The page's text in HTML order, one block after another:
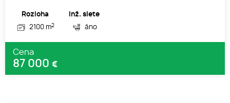
Rozloha
2100 m2
Inž. siete
áno
Cena
87 000 €